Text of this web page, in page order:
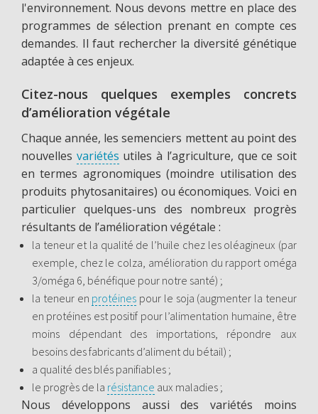
l'environnement. Nous devons mettre en place des
programmes de sélection prenant en compte ces
demandes. Il faut rechercher la diversité génétique
adaptée à ces enjeux.
Citez-nous quelques exemples concrets
d’amélioration végétale
Chaque année, les semenciers mettent au point des
nouvelles variétés utiles à l’agriculture, que ce soit
en termes agronomiques (moindre utilisation des
produits phytosanitaires) ou économiques. Voici en
particulier quelques-uns des nombreux progrès
résultants de l’amélioration végétale :
la teneur et la qualité de l’huile chez les oléagineux (par
exemple, chez le colza, amélioration du rapport oméga
3/oméga 6, bénéfique pour notre santé) ;
la teneur en protéines pour le soja (augmenter la teneur
en protéines est positif pour l’alimentation humaine, être
moins dépendant des importations, répondre aux
besoins des fabricants d’aliment du bétail) ;
a qualité des blés panifiables ;
le progrès de la résistance aux maladies ;
Nous développons aussi des variétés moins